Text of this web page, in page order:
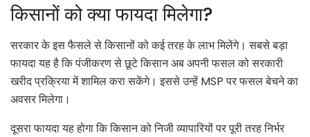
किसानों को क्या फायदा मिलेगा?
सरकार के इस फैसले से किसानों को कई तरह के लाभ मिलेंगे। सबसे बड़ा
फायदा यह है कि पंजीकरण से छूटे किसान अब अपनी फसल को सरकारी
खरीद प्रक्रिया में शामिल करा सकेंगे। इससे उन्हें MSP पर फसल बेचने का
अवसर मिलेगा।
दूसरा फायदा यह होगा कि किसान को निजी व्यापारियों पर पूरी तरह निर्भर